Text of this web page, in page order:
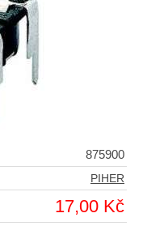
875900
PIHER
17,00 Kč